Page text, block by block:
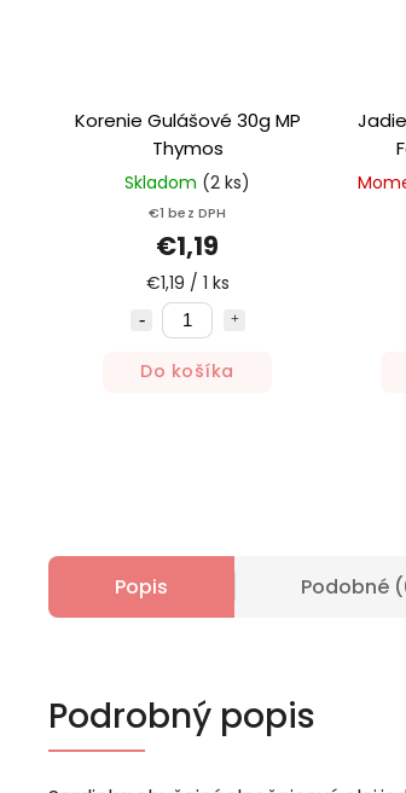
Korenie Gulášové 30g MP
Thymos
Skladom (2 ks)
€1 bez DPH
€1,19
€1,19 / 1 ks
Do košíka
Popis Podobné
Podrobný popis